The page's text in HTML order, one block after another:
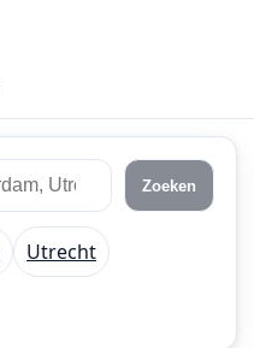
Zoeken
Utrecht